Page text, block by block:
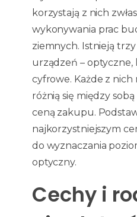
korzystają z nich
wykonywania prac
ziemnych. Istnieją
urządzeń – optyczne,
cyfrowe. Każde z nich
różnią się między
ceną zakupu.
najkorzystniejszym
do wyznaczania
optyczny.
Cechy i